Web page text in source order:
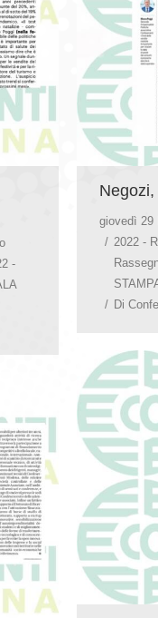
-
giovedì 29
2022 -
Di